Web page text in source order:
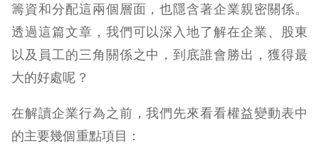
籌資和分配這兩個層面，也隱含著企業親密關係。
透過這篇文章，我們可以深入地了解在企業、股東
以及員工的三角關係之中，到底誰會勝出，獲得最
大的好處呢？
在解讀企業行為之前，我們先來看看權益變動表中
的主要幾個重點項目：